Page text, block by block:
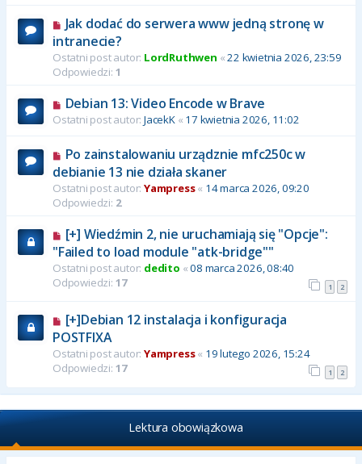
Jak dodać do serwera www jedną stronę w
intranecie?
Ostatni post autor: LordRuthwen «22 kwietnia 2026, 23:59
Odpowiedzi: 1
Debian 13: Video Encode w Brave
Ostatni post autor: JacekK« 17 kwietnia 2026, 11:02
Po zainstalowaniu urządznie mfc250c w
debianie 13 nie działa skaner
Ostatni post autor: Yampress« 14 marca 2026, 09:20
Odpowiedzi: 2
[+] Wiedźmin 2, nie uruchamiają się "Opcje":
"Failed to load module "atk-bridge""
Ostatni post autor: dedito «08 marca 2026, 08:40
Odpowiedzi: 17 1 2
[+]Debian 12 instalacja i konfiguracja
POSTFIXA
Ostatni post autor: Yampress« 19 lutego 2026, 15:24
Odpowiedzi: 17 1 2
Lektura obowiązkowa